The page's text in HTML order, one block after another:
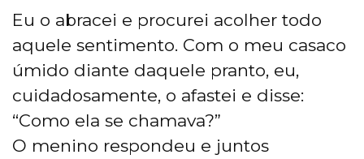
Eu o abracei e procurei acolher todo
aquele sentimento. Com o meu casaco
úmido diante daquele pranto, eu,
cuidadosamente, o afastei e disse:
“Como ela se chamava?”
O menino respondeu e juntos